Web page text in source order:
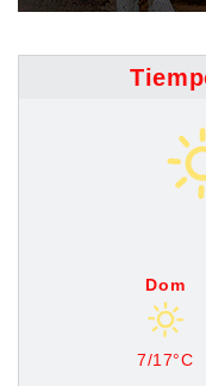
Dom
7/17°C